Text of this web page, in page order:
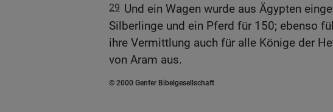
29 Und ein Wagen wurde aus Ägypten
Silberlinge und ein Pferd für 150; ebenso
ihre Vermittlung auch für alle Könige der
von Aram aus.
© 2000 Genfer Bibelgesellschaft